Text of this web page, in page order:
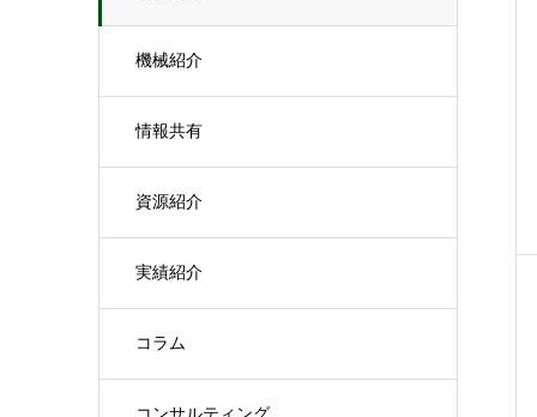
機械紹介
情報共有
資源紹介
実績紹介
コラム